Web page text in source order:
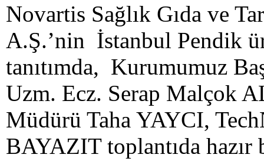
Novartis Sağlık Gıda ve
A.Ş.’nin İstanbul Pendik
tanıtımda, Kurumumuz
Uzm. Ecz. Serap Malçok
Müdürü Taha YAYCI,
BAYAZIT toplantıda hazır